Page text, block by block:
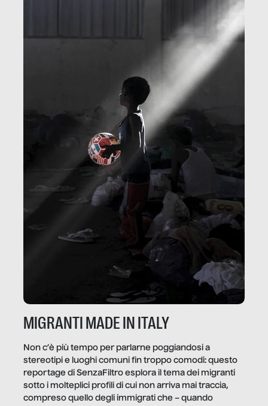
MIGRANTI MADE IN ITALY
Non c’è più tempo per parlarne poggiandosi a
stereotipi e luoghi comuni fin troppo comodi: questo
reportage di SenzaFiltro esplora il tema dei migranti
sotto i molteplici profili di cui non arriva mai traccia,
compreso quello degli immigrati che – quando